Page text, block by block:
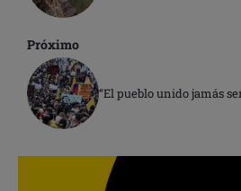
Próximo
“El pueblo unido jamás